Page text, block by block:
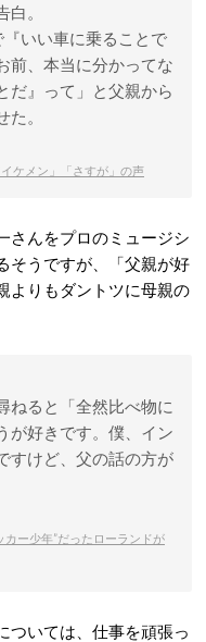
。
いい車に乗ることで
前、本当に分かってな
だ』って」と父親から
。
ケメン」「さすが」の声
さんをプロのミュージシ
そうですが、「父親が好
よりもダントツに母親の
ねると「全然比べ物に
が好きです。僕、イン
すけど、父の話の方が
ー少年”だったローランドが
ついては、仕事を頑張っ